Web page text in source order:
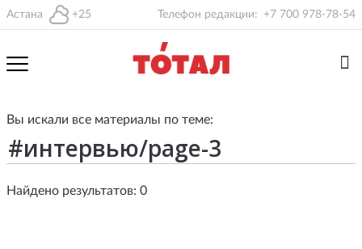
Астана +25 Телефон редакции: +7 700 978-78-54
Вы искали все материалы по теме:
Найдено результатов: 0